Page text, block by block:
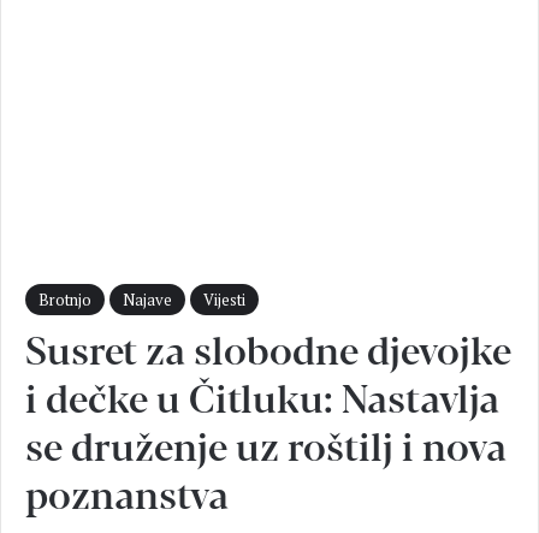
Brotnjo Najave Vijesti
Susret za slobodne djevojke
i dečke u Čitluku: Nastavlja
se druženje uz roštilj i nova
poznanstva